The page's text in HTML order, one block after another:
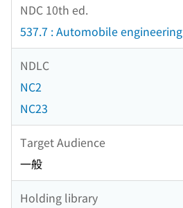
NDC 10th ed.
537.7 : Automobile engineering
NDLC
NC2
NC23
Target Audience
一般
Holding library